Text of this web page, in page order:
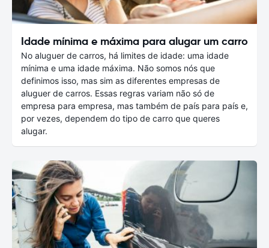
Idade mínima e máxima para alugar um carro
No aluguer de carros, há limites de idade: uma idade
mínima e uma idade máxima. Não somos nós que
definimos isso, mas sim as diferentes empresas de
aluguer de carros. Essas regras variam não só de
empresa para empresa, mas também de país para país e,
por vezes, dependem do tipo de carro que queres
alugar.